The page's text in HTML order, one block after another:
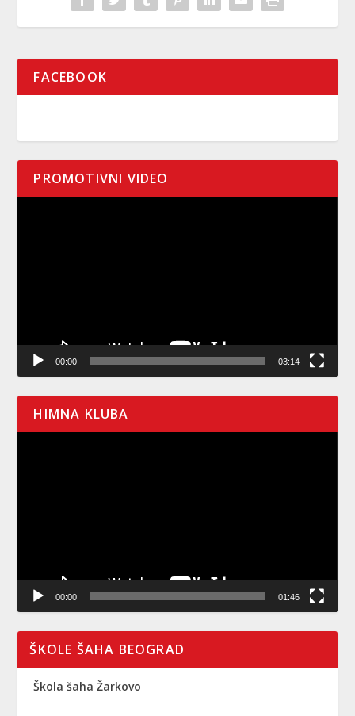
FACEBOOK
PROMOTIVNI VIDEO
00:00 03:14
HIMNA KLUBA
00:00 01:46
ŠKOLE ŠAHA BEOGRAD
Škola šaha Žarkovo